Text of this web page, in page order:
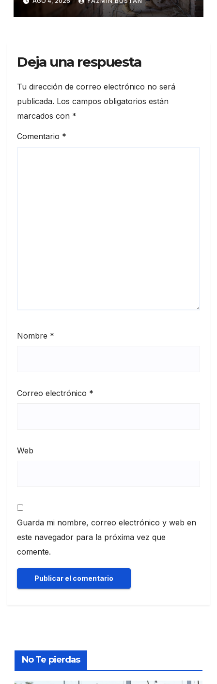
25.600 millones y crecen
16,7% en julio
Deja una respuesta
Tu dirección de correo electrónico no será
publicada. Los campos obligatorios están
marcados con *
Comentario *
Nombre *
Correo electrónico *
Web
Guarda mi nombre, correo electrónico y web en
este navegador para la próxima vez que
comente.
No Te pierdas